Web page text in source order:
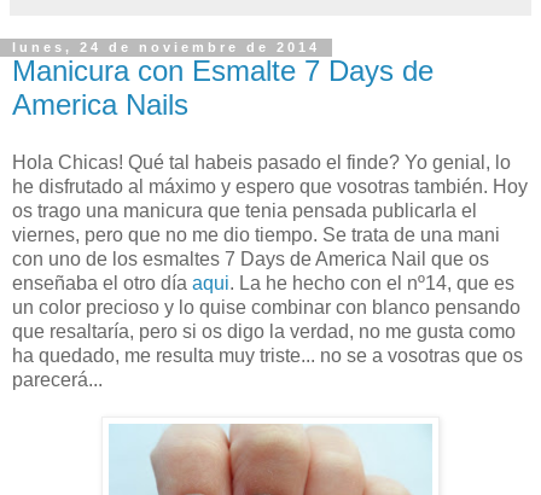
lunes, 24 de noviembre de 2014
Manicura con Esmalte 7 Days de
America Nails
Hola Chicas! Qué tal habeis pasado el finde? Yo genial, lo
he disfrutado al máximo y espero que vosotras también. Hoy
os trago una manicura que tenia pensada publicarla el
viernes, pero que no me dio tiempo. Se trata de una mani
con uno de los esmaltes 7 Days de America Nail que os
enseñaba el otro día aqui. La he hecho con el nº14, que es
un color precioso y lo quise combinar con blanco pensando
que resaltaría, pero si os digo la verdad, no me gusta como
ha quedado, me resulta muy triste... no se a vosotras que os
parecerá...